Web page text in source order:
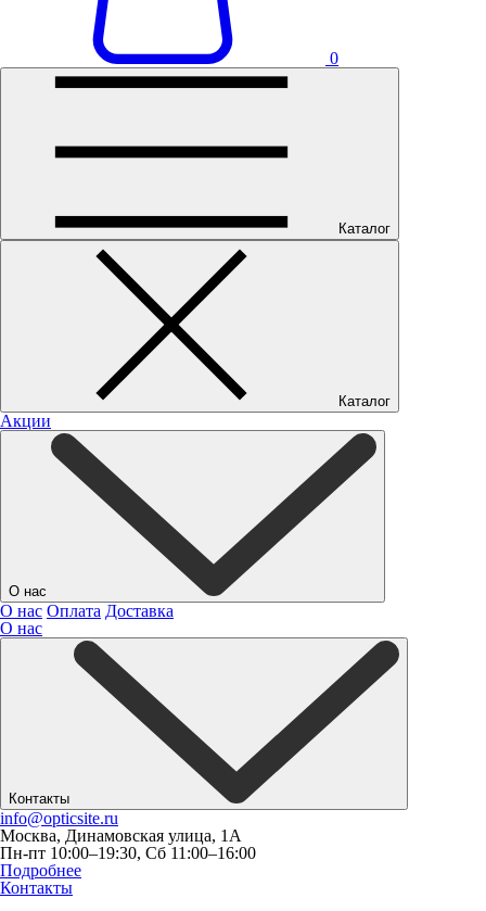
0
Каталог
Каталог
Акции
О нас
О нас Оплата Доставка
О нас
Контакты
info@opticsite.ru
Москва, Динамовская улица, 1А
Пн-пт 10:00–19:30, Сб 11:00–16:00
Подробнее
Контакты